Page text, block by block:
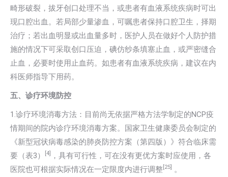
畸形破裂，拔牙创口处理不当，或患者有血液系统疾病时可出
现口腔出血。若局部少量渗血，可嘱患者保持口腔卫生，择期
治疗；若出血明显或出血量多时，医护人员在做好个人防护措
施的情况下可采取创口压迫，碘仿纱条填塞止血，或严密缝合
止血，必要时使用止血药。如患者有血液系统疾病，建议在内
科医师指导下用药。
五、诊疗环境防控
1.诊疗环境消毒方法：目前尚无依据严格方法学制定的NCP疫
情期间的院内诊疗环境消毒方案。国家卫生健康委员会制定的
《新型冠状病毒感染的肺炎防控方案（第四版）》符合临床需
要（表3）
[4]
，具有可行性，可在没有更优方案时应使用，各
医院也可根据实际情况在一定限度内进行调整 [25] 。